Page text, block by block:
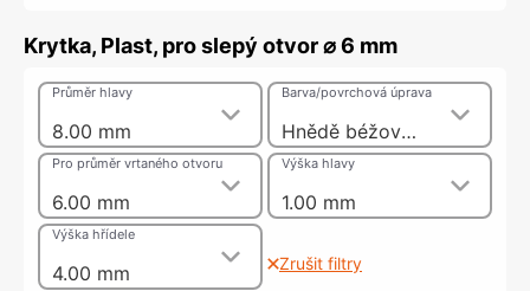
Krytka, Plast, pro slepý otvor ⌀ 6 mm
8.00 mm
Průměr hlavy
Hnědě béžová, RAL 1011
Barva/povrchová úprava
6.00 mm
Pro průměr vrtaného otvoru
1.00 mm
Výška hlavy
4.00 mm
Výška hřídele
Zrušit filtry